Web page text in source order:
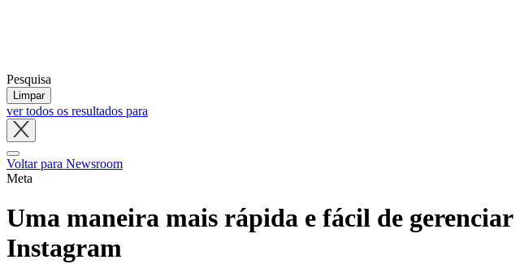
Pesquisa
Limpar
ver todos os resultados para
tray
Voltar para Newsroom
Meta
Uma maneira mais rápida e fácil de gerenciar
Instagram